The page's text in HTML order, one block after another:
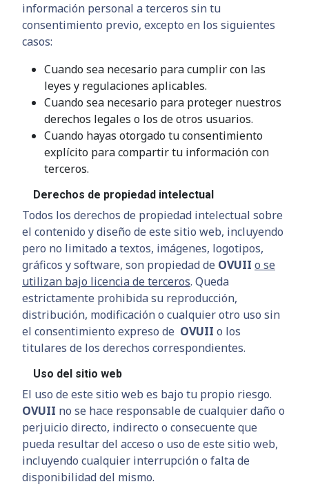
información personal a terceros sin tu
consentimiento previo, excepto en los siguientes
casos:
Cuando sea necesario para cumplir con las
leyes y regulaciones aplicables.
Cuando sea necesario para proteger nuestros
derechos legales o los de otros usuarios.
Cuando hayas otorgado tu consentimiento
explícito para compartir tu información con
terceros.
Derechos de propiedad intelectual
Todos los derechos de propiedad intelectual sobre
el contenido y diseño de este sitio web, incluyendo
pero no limitado a textos, imágenes, logotipos,
gráficos y software, son propiedad de OVUII o se
utilizan bajo licencia de terceros. Queda
estrictamente prohibida su reproducción,
distribución, modificación o cualquier otro uso sin
el consentimiento expreso de OVUII o los
titulares de los derechos correspondientes.
Uso del sitio web
El uso de este sitio web es bajo tu propio riesgo.
OVUII no se hace responsable de cualquier daño o
perjuicio directo, indirecto o consecuente que
pueda resultar del acceso o uso de este sitio web,
incluyendo cualquier interrupción o falta de
disponibilidad del mismo.